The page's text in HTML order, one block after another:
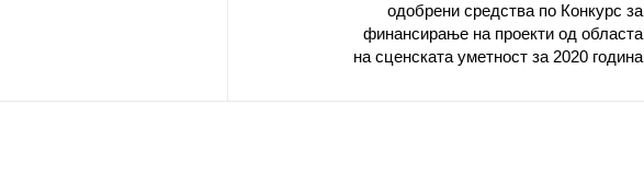
одобрени средства по Конкурс за
финансирање на проекти од областа
на сценската уметност за 2020 година